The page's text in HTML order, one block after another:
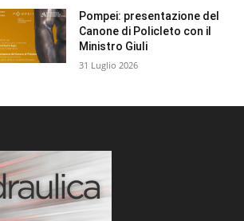
Pompei: presentazione del
Canone di Policleto con il
Ministro Giuli
31 Luglio 2026